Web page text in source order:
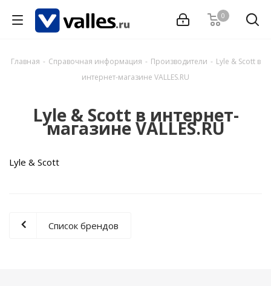
0
Главная - Справочная информация - Производители - Lyle & Scott в
интернет-магазине VALLES.RU
Lyle & Scott в интернет-
магазине VALLES.RU
Lyle & Scott
Список брендов